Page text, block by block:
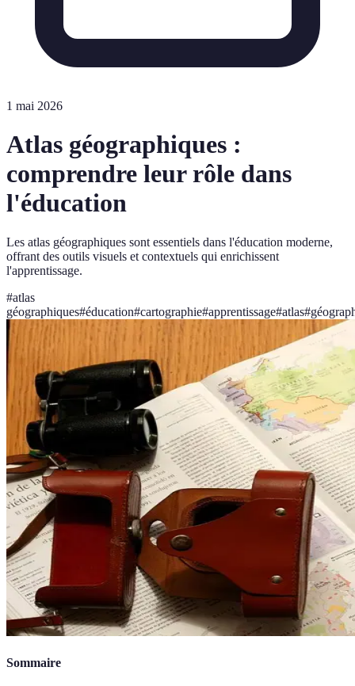
1 mai 2026
Atlas géographiques :
comprendre leur rôle dans
l'éducation
Les atlas géographiques sont essentiels dans l'éducation moderne,
offrant des outils visuels et contextuels qui enrichissent
l'apprentissage.
#atlas
géographiques#éducation#cartographie#apprentissage#atlas#
Sommaire